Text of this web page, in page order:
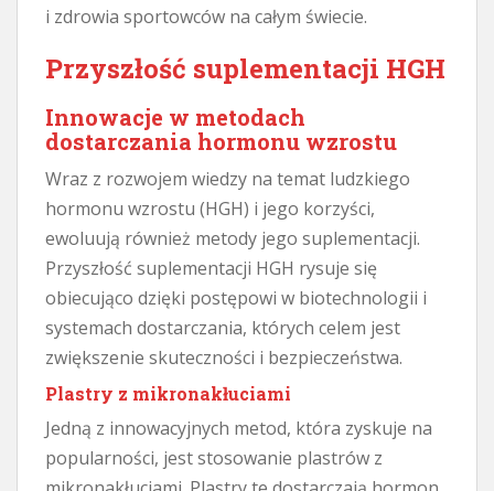
i zdrowia sportowców na całym świecie.
Przyszłość suplementacji HGH
Innowacje w metodach
dostarczania hormonu wzrostu
Wraz z rozwojem wiedzy na temat ludzkiego
hormonu wzrostu (HGH) i jego korzyści,
ewoluują również metody jego suplementacji.
Przyszłość suplementacji HGH rysuje się
obiecująco dzięki postępowi w biotechnologii i
systemach dostarczania, których celem jest
zwiększenie skuteczności i bezpieczeństwa.
Plastry z mikronakłuciami
Jedną z innowacyjnych metod, która zyskuje na
popularności, jest stosowanie plastrów z